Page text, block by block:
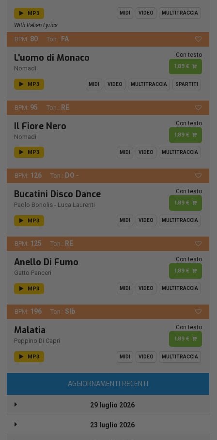
MP3 MIDI VIDEO MULTITRACCIA
With Italian Lyrics
BPM: 80 Ton.: FA
L'uomo di Monaco
Nomadi
Con testo
1,89 €
MP3 MIDI VIDEO MULTITRACCIA SPARTITI
BPM: 95 Ton.: RE
Il Fiore Nero
Nomadi
Con testo
1,89 €
MP3 MIDI VIDEO MULTITRACCIA
BPM: 126 Ton.: DO -
Bucatini Disco Dance
Paolo Bonolis - Luca Laurenti
Con testo
1,89 €
MP3 MIDI VIDEO MULTITRACCIA
BPM: 125 Ton.: RE
Anello Di Fumo
Gatto Panceri
Con testo
1,89 €
MP3 MIDI VIDEO MULTITRACCIA
BPM: 196 Ton.: SIb
Malatia
Peppino Di Capri
Con testo
1,89 €
MP3 MIDI VIDEO MULTITRACCIA
AGGIORNAMENTI RECENTI
29 luglio 2026
23 luglio 2026